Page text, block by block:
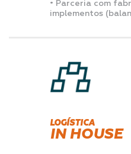
• Parceria com
implementos
LOGÍSTICA
IN HOUSE